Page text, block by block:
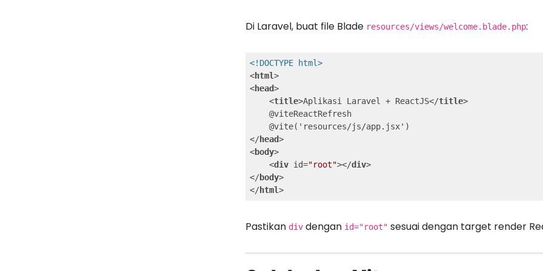
Di Laravel, buat file Blade resources/views/welcome.blade.php:
<!DOCTYPE html>
<html>
<head>
<title>Aplikasi Laravel + ReactJS</title>
    @viteReactRefresh
</head>
<body>
<div id="root"></div>
</body>
</html>
Pastikan div dengan id="root" sesuai dengan target render